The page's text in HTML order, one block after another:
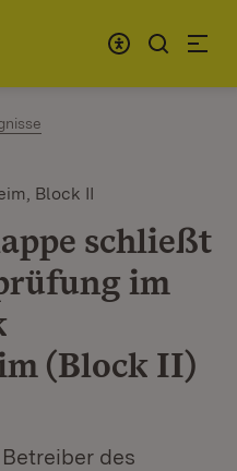
Block II
schließt
im
(Block II)
des